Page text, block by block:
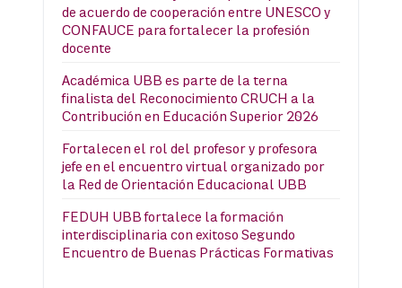
de acuerdo de cooperación entre UNESCO y
CONFAUCE para fortalecer la profesión
docente
Académica UBB es parte de la terna
finalista del Reconocimiento CRUCH a la
Contribución en Educación Superior 2026
Fortalecen el rol del profesor y profesora
jefe en el encuentro virtual organizado por
la Red de Orientación Educacional UBB
FEDUH UBB fortalece la formación
interdisciplinaria con exitoso Segundo
Encuentro de Buenas Prácticas Formativas